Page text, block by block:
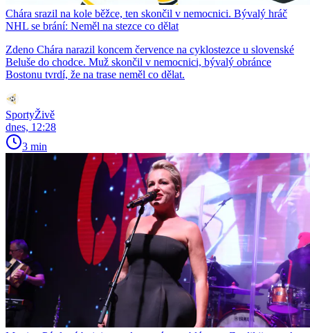
Chára srazil na kole běžce, ten skončil v nemocnici. Bývalý hráč
NHL se brání: Neměl na stezce co dělat
Zdeno Chára narazil koncem července na cyklostezce u slovenské
Beluše do chodce. Muž skončil v nemocnici, bývalý obránce
Bostonu tvrdí, že na trase neměl co dělat.
SportyŽivě
dnes, 12:28
3 min